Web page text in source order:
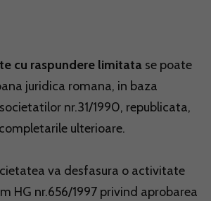
cu raspundere limitata se poate
juridica romana, in baza
nr.31/1990, republicata,
ulterioare.
va desfasura o activitate
HG nr.656/1997 privind aprobarea